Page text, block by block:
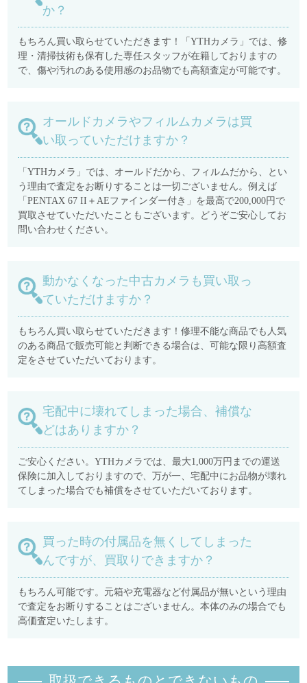
か？
もちろん買い取らせていただきます！「YTHカメラ」では、修
理・清掃技術も保有した専任スタッフが在籍しておりますの
で、傷や汚れのある使用感のお品物でも高額査定が可能です。
オールドカメラやフィルムカメラは買
い取っていただけますか？
「YTHカメラ」では、オールドだから、フィルムだから、とい
う理由で査定をお断りすることは一切ございません。例えば
「PENTAX 67 II＋AEファインダー付き」を最高で200,000円で
買取させていただいたこともございます。どうぞご安心してお
問い合わせください。
動かなくなった中古カメラも買い取っ
ていただけますか？
もちろん買い取らせていただきます！修理不能な商品でも人気
のある商品で販売可能と判断できる場合は、可能な限り高額査
定をさせていただいております。
宅配中に壊れてしまった場合、補償な
どはありますか？
ご安心ください。YTHカメラでは、最大1,000万円までの運送
保険に加入しておりますので、万が一、宅配中にお品物が壊れ
てしまった場合でも補償をさせていただいております。
買った時の付属品を無くしてしまった
んですが、買取りできますか？
もちろん可能です。元箱や充電器など付属品が無いという理由
で査定をお断りすることはございません。本体のみの場合でも
高価査定いたします。